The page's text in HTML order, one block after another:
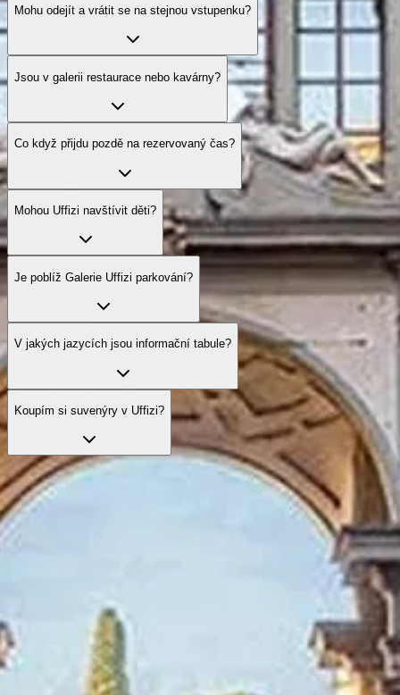
Mohu odejít a vrátit se na stejnou vstupenku?
Jsou v galerii restaurace nebo kavárny?
Co když přijdu pozdě na rezervovaný čas?
Mohou Uffizi navštívit děti?
Je poblíž Galerie Uffizi parkování?
V jakých jazycích jsou informační tabule?
Koupím si suvenýry v Uffizi?
Prozkoumejte oficiální možnosti návštěvy
Objevte pečlivě vybrané možnosti návštěv, které zlepší váš zážitek
díky užitečným službám a průvodcům.